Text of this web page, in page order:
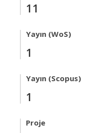
11
Yayın (WoS)
1
Yayın (Scopus)
1
Proje